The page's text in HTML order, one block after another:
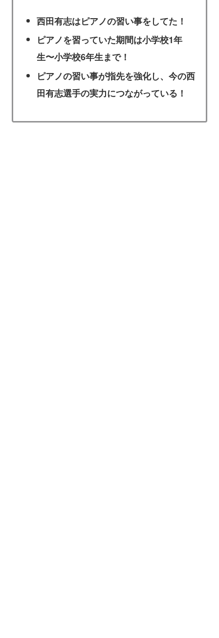
西田有志はピアノの習い事をしてた！
ピアノを習っていた期間は小学校1年
生〜小学校6年生まで！
ピアノの習い事が指先を強化し、今の西
田有志選手の実力につながっている！